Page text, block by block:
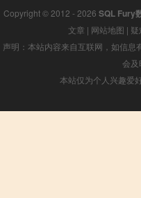
Copyright © 2012 - 2026 SQL Fury
文章 | 网站地图 |
声明：本站内容来自互联网，如信
会
本站仅为个人兴趣爱